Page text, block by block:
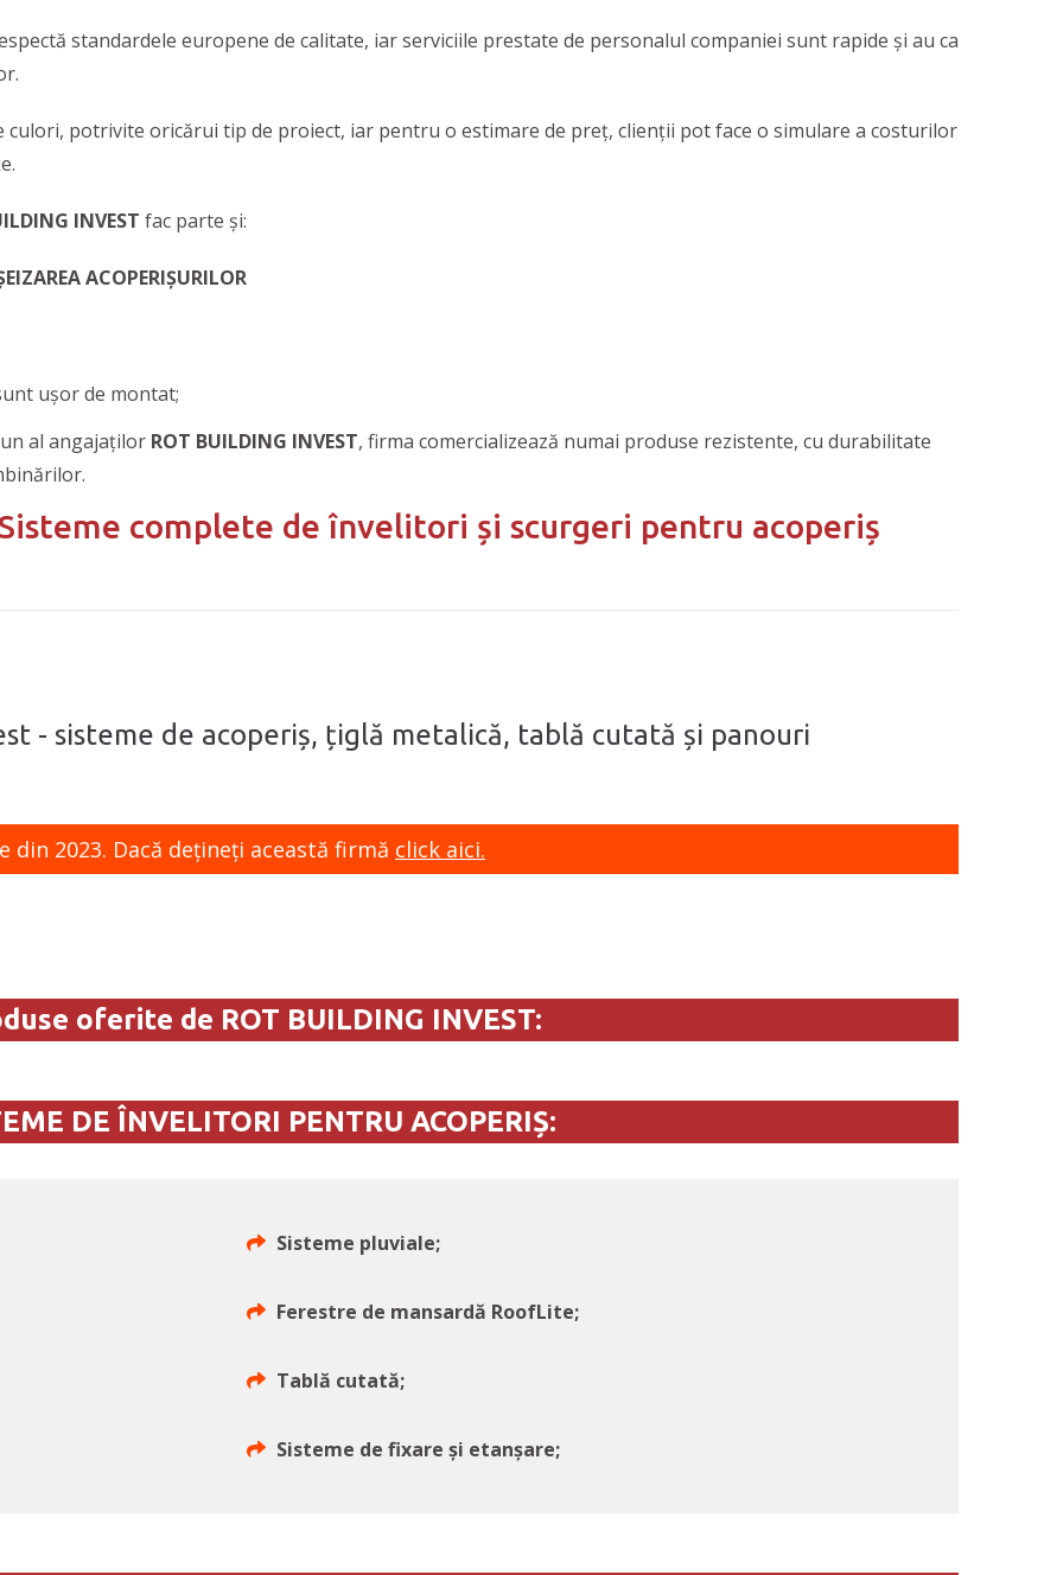
standardele europene de calitate, iar serviciile prestate de personalul companiei sunt rapide și au ca
potrivite oricărui tip de proiect, iar pentru o estimare de preț, clienții pot face o simulare a costurilor
INVEST fac parte și:
ACOPERIȘURILOR
ușor de montat;
al angajaților ROT BUILDING INVEST, firma comercializează numai produse rezistente, cu durabilitate
complete de învelitori și scurgeri pentru acoperiș
- sisteme de acoperiș, țiglă metalică, tablă cutată și panouri
2023. Dacă dețineți această firmă click aici.
oferite de ROT BUILDING INVEST:
DE ÎNVELITORI PENTRU ACOPERIȘ:
Sisteme pluviale;
Ferestre de mansardă RoofLite;
Tablă cutată;
Sisteme de fixare și etanșare;